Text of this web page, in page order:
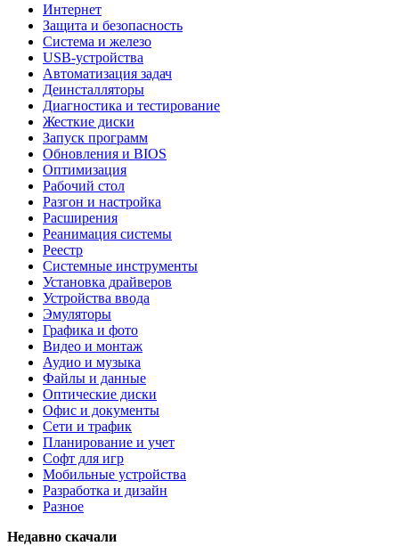
Интернет
Защита и безопасность
Система и железо
USB-устройства
Автоматизация задач
Деинсталляторы
Диагностика и тестирование
Жесткие диски
Запуск программ
Обновления и BIOS
Оптимизация
Рабочий стол
Разгон и настройка
Расширения
Реанимация системы
Реестр
Системные инструменты
Установка драйверов
Устройства ввода
Эмуляторы
Графика и фото
Видео и монтаж
Аудио и музыка
Файлы и данные
Оптические диски
Офис и документы
Сети и трафик
Планирование и учет
Софт для игр
Мобильные устройства
Разработка и дизайн
Разное
Недавно скачали